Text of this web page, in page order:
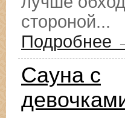
стороной...
Подробнее
Сауна с